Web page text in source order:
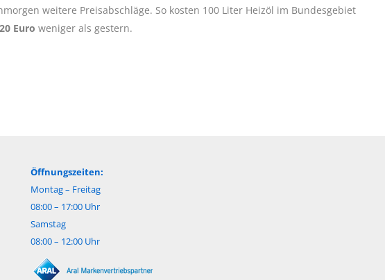
weitere Preisabschläge. So kosten 100 Liter Heizöl im Bundesgebiet
Euro weniger als gestern.
Öffnungszeiten:
Montag – Freitag
08:00 – 17:00 Uhr
Samstag
08:00 – 12:00 Uhr